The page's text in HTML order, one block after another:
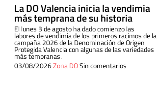
La DO Valencia inicia la vendimia
más temprana de su historia
El lunes 3 de agosto ha dado comienzo las
labores de vendimia de los primeros racimos de la
campaña 2026 de la Denominación de Origen
Protegida Valencia con algunas de las variedades
más tempranas.
03/08/2026Zona DOSin comentarios